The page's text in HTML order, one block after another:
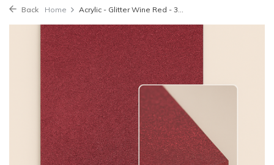
Back Home Acrylic - Glitter Wine Red - 3...